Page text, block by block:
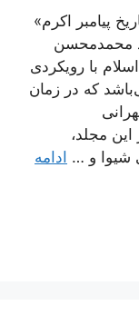
پیامبر اکرم»
محمدمحسن
با رویکردی
که در زمان
مجلد،
شیوا و … ادامه